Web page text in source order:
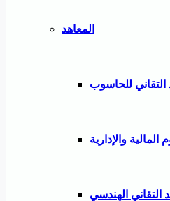
المعاهد
التقاني للحاسوب
المالية والإدارية
التقاني الهندسي